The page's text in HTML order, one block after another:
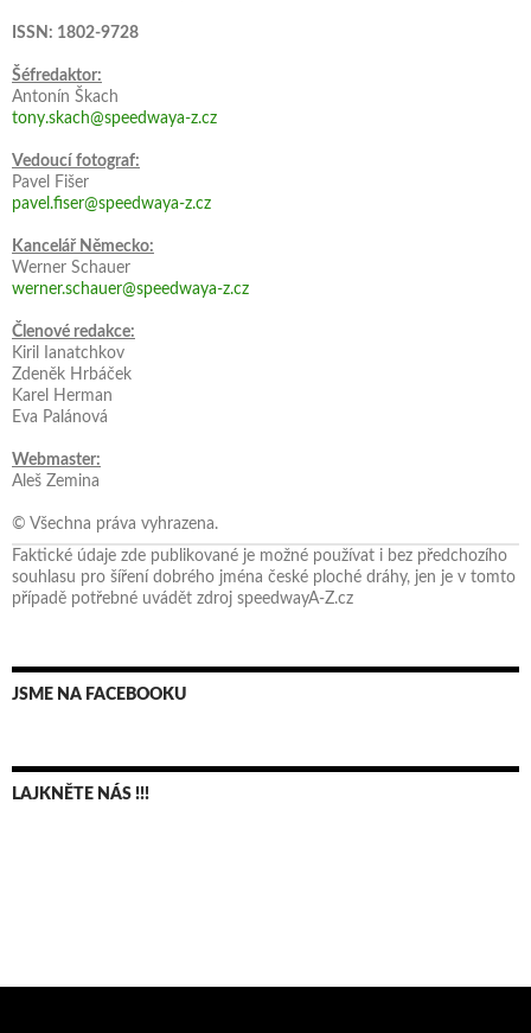
ISSN: 1802-9728
Šéfredaktor:
Antonín Škach
tony.skach@speedwaya-z.cz
Vedoucí fotograf:
Pavel Fišer
pavel.fiser@speedwaya-z.cz
Kancelář Německo:
Werner Schauer
werner.schauer@speedwaya-z.cz
Členové redakce:
Kiril Ianatchkov
Zdeněk Hrbáček
Karel Herman
Eva Palánová
Webmaster:
Aleš Zemina
© Všechna práva vyhrazena.
Faktické údaje zde publikované je možné používat i bez předchozího
souhlasu pro šíření dobrého jména české ploché dráhy, jen je v tomto
případě potřebné uvádět zdroj speedwayA-Z.cz
JSME NA FACEBOOKU
LAJKNĚTE NÁS !!!